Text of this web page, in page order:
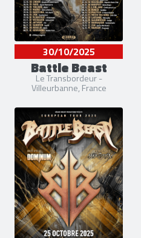
30/10/2025
Battle Beast
Le Transbordeur -
Villeurbanne, France